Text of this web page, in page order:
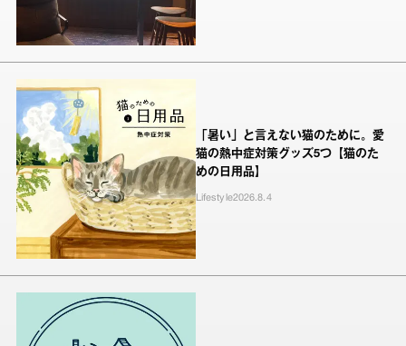
「暑い」と言えない猫のために。愛
猫の熱中症対策グッズ5つ【猫のた
めの日用品】
Lifestyle2026.8.4